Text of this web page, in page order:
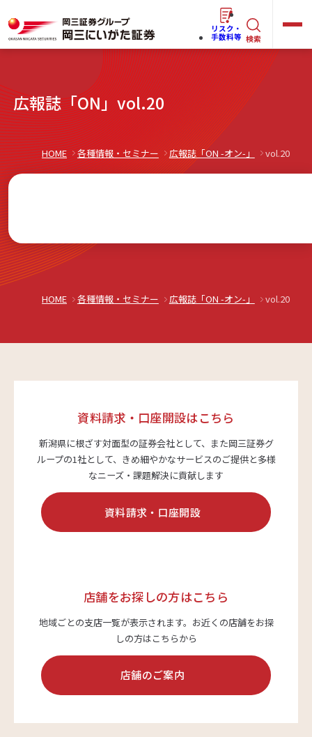
ー
ワ
ー
ド
らくらくネット情報便
店舗のご案内
サポート・お手続き
サステナビリティ
リスク・
手数料等 検索
キ
ー
ド
で
探
広報誌「ON」vol.20
HOME 各種情報・セミナー 広報誌「ON -オン-」 vol.20
HOME 各種情報・セミナー 広報誌「ON -オン-」 vol.20
資料請求・口座開設はこちら
新潟県に根ざす対面型の証券会社として、また岡三証券グ
ループの1社として、 きめ細やかなサービスのご提供と多様
なニーズ・課題解決に貢献します
資料請求・口座開設
店舗をお探しの方はこちら
地域ごとの支店一覧が表示されます。 お近くの店舗をお探
しの方はこちらから
店舗のご案内